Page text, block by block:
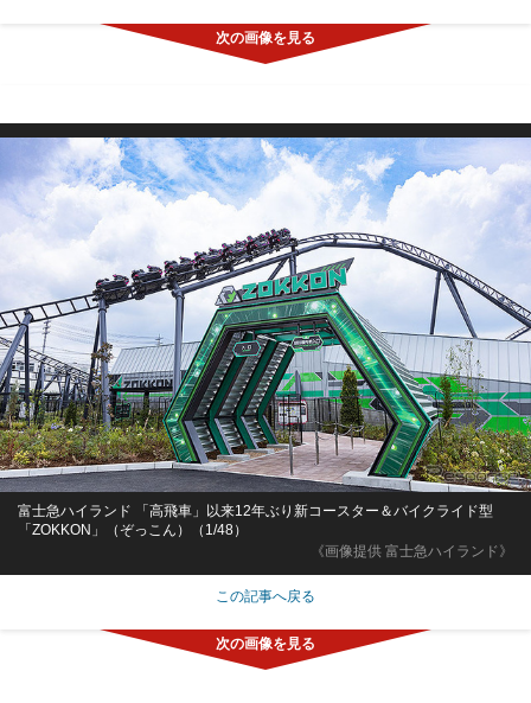
《画像提供 富士急ハイランド》
富士急ハイランド 「高飛車」以来12年ぶり新コースター＆バイクライド型
「ZOKKON」（ぞっこん）（1/48）
この記事へ戻る